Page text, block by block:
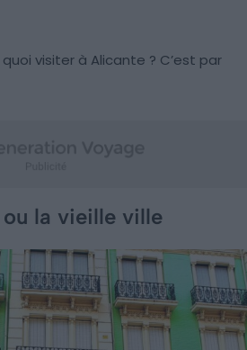
visiter à Alicante ? C’est par
ou la vieille ville